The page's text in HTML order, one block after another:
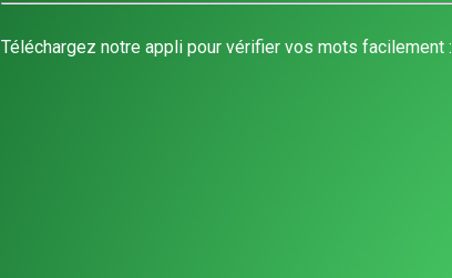
Téléchargez notre appli pour vérifier vos mots facilement :